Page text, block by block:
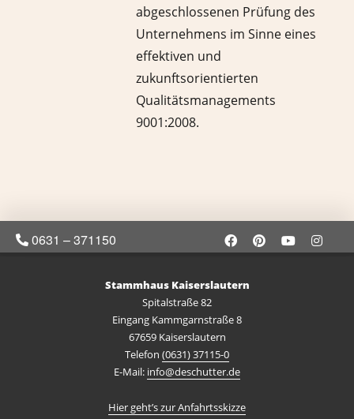
abgeschlossenen Prüfung des
Unternehmens im Sinne eines
effektiven und
zukunftsorientierten
Qualitätsmanagements
9001:2008.
0631 – 371150
Stammhaus Kaiserslautern
Spitalstraße 82
Eingang Kammgarnstraße 8
67659 Kaiserslautern
Telefon (0631) 37115-0
E-Mail: info@deschutter.de
Hier geht’s zur Anfahrtsskizze